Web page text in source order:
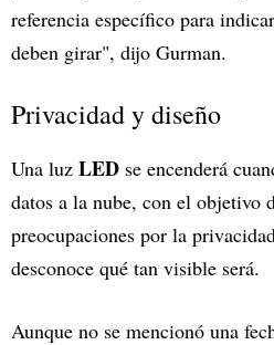
referencia específico para
deben girar", dijo Gurman.
Privacidad y diseño
Una luz LED se encenderá
datos a la nube, con el objetivo
preocupaciones por la
desconoce qué tan visible será.
Aunque no se mencionó una